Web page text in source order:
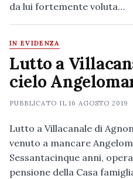
da lui fortemente voluta…
IN EVIDENZA
Lutto a
cielo
PUBBLICATO IL16 AGOSTO 2019
Lutto a Villacanale di
venuto a mancare
Sessantacinque anni,
pensione della Casa